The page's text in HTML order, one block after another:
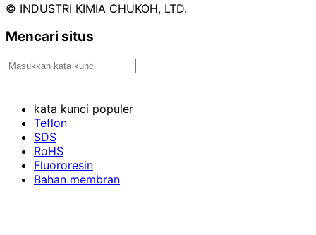
© INDUSTRI KIMIA CHUKOH, LTD.
Mencari situs
kata kunci populer
Teflon
SDS
RoHS
Fluororesin
Bahan membran